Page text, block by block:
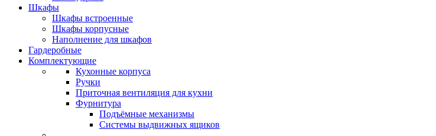
Шкафы
Шкафы встроенные
Шкафы корпусные
Наполнение для шкафов
Гардеробные
Комплектующие
Кухонные корпуса
Ручки
Приточная вентиляция для кухни
Фурнитура
Подъёмные механизмы
Системы выдвижных ящиков